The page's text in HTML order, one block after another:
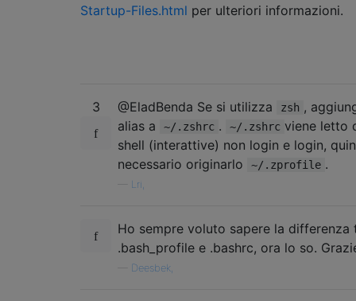
Startup-Files.html per ulteriori informazioni.
3 @EladBenda Se si utilizza zsh ,
alias a
~/.zshrc . ~/.zshrc viene letto
shell (interattive) non login e login,
necessario originarlo
~/.zprofile .
Lri,
Ho sempre voluto sapere la differenza
.bash_profile e .bashrc, ora lo so.
Deesbek,